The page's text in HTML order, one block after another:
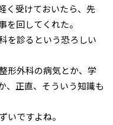
く受けておいたら、先
を回してくれた。
を診るという恐ろしい
形外科の病気とか、学
、正直、そういう知識も
いですよね。